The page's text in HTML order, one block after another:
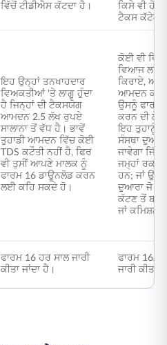
ਵਿੱਚੋਂ ਟੀਡੀਐਸ ਕੱਟਦਾ ਹੈ।
ਕਿਸੇ ਵੀ
ਟੈਕਸ
ਇਹ ਉਨ੍ਹਾਂ ਤਨਖਾਹਦਾਰ
ਵਿਅਕਤੀਆਂ 'ਤੇ ਲਾਗੂ ਹੁੰਦਾ
ਹੈ ਜਿਨ੍ਹਾਂ ਦੀ ਟੈਕਸਯੋਗ
ਆਮਦਨ 2.5 ਲੱਖ ਰੁਪਏ
ਸਾਲਾਨਾ ਤੋਂ ਵੱਧ ਹੈ। ਭਾਵੇਂ
ਤੁਹਾਡੀ ਆਮਦਨ ਵਿੱਚ ਕੋਈ
TDS ਕਟੌਤੀ ਨਹੀਂ ਹੈ, ਫਿਰ
ਵੀ ਤੁਸੀਂ ਆਪਣੇ ਮਾਲਕ ਨੂੰ
ਫਾਰਮ 16 ਡਾਊਨਲੋਡ ਕਰਨ
ਲਈ ਕਹਿ ਸਕਦੇ ਹੋ।
ਕੋਈ ਵੀ
ਵਿਆਜ
ਕਿਰਾਏ,
ਆਮਦਨ
ਉਸਨੂੰ ਫਾਰਮ
ਕਰਨ ਦੀ ਲੋੜ
ਇਹ ਤੁਹਾਨੂੰ
ਸੰਸਥਾ ਦੁਆਰਾ
ਜਾਵੇਗਾ ਜਿੱਥੇ
ਜਮ੍ਹਾਂ ਰਕਮਾਂ
ਹਨ; ਜਾਂ ਉਸ
ਦੁਆਰਾ ਜੋ
ਕੱਟਣ ਤੋਂ
ਜਾਂ ਕਮਿਸ਼ਨ
ਫਾਰਮ 16 ਹਰ ਸਾਲ ਜਾਰੀ
ਕੀਤਾ ਜਾਂਦਾ ਹੈ।
ਫਾਰਮ 16A
ਜਾਰੀ ਕੀਤਾ